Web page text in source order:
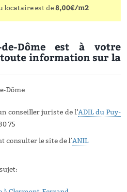
locataire est de8,00€/m2
Dôme est à votre
information sur la
Dôme
conseiller juriste de l'ADIL du Puy-
75
consulter le site de l’ANIL